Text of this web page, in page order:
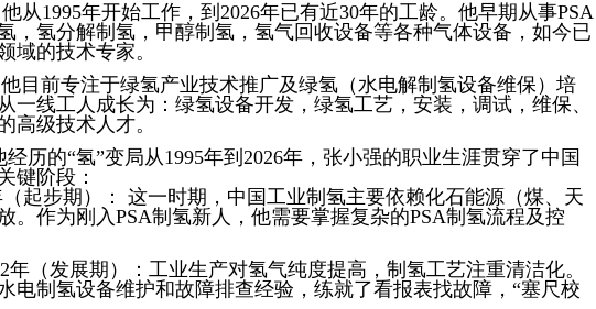
从1995年开始工作，到2026年已有近30年的工龄。他早期从事PSA
，氢分解制氢，甲醇制氢，氢气回收设备等各种气体设备，如今已
域的技术专家。
目前专注于绿氢产业技术推广及绿氢（水电解制氢设备维保）培
一线工人成长为：绿氢设备开发，绿氢工艺，安装，调试，维保、
高级技术人才。
历的“氢”变局从1995年到2026年，张小强的职业生涯贯穿了中国
键阶段：
（起步期）： 这一时期，中国工业制氢主要依赖化石能源（煤、天
。作为刚入PSA制氢新人，他需要掌握复杂的PSA制氢流程及控
年（发展期）：工业生产对氢气纯度提高，制氢工艺注重清洁化。
电制氢设备维护和故障排查经验，练就了看报表找故障，“塞尺校